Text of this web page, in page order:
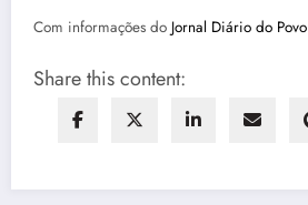
Com informações do Jornal Diário do Povo
Share this content: